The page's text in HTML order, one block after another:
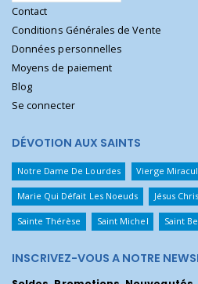
Contact
Conditions Générales de Vente
Données personnelles
Moyens de paiement
Blog
Se connecter
DÉVOTION AUX SAINTS
Notre Dame De Lourdes Vierge
Marie Qui Défait Les Noeuds Jésus
Sainte Thérèse Saint Michel Saint
INSCRIVEZ-VOUS A NOTRE